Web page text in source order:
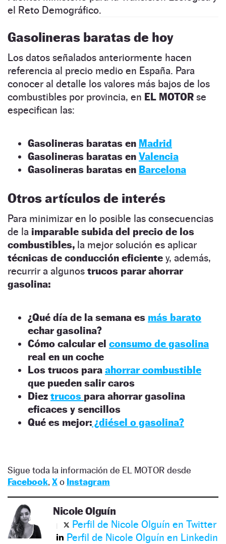
el Reto Demográfico.
Gasolineras baratas de hoy
Los datos señalados anteriormente hacen
referencia al precio medio en España. Para
conocer al detalle los valores más bajos de los
combustibles por provincia, en EL MOTOR se
especifican las:
Gasolineras baratas en Madrid
Gasolineras baratas en Valencia
Gasolineras baratas en Barcelona
Otros artículos de interés
Para minimizar en lo posible las consecuencias
de la imparable subida del precio de los
combustibles, la mejor solución es aplicar
técnicas de conducción eficiente y, además,
recurrir a algunos trucos parar ahorrar
gasolina:
¿Qué día de la semana es más barato
echar gasolina?
Cómo calcular el consumo de gasolina
real en un coche
Los trucos para ahorrar combustible
que pueden salir caros
Diez trucos para ahorrar gasolina
eficaces y sencillos
Qué es mejor: ¿diésel o gasolina?
Sigue toda la información de EL MOTOR desde
Facebook, Xo Instagram
Nicole Olguín
Perfil de Nicole Olguín en Twitter
Perfil de Nicole Olguín en Linkedin